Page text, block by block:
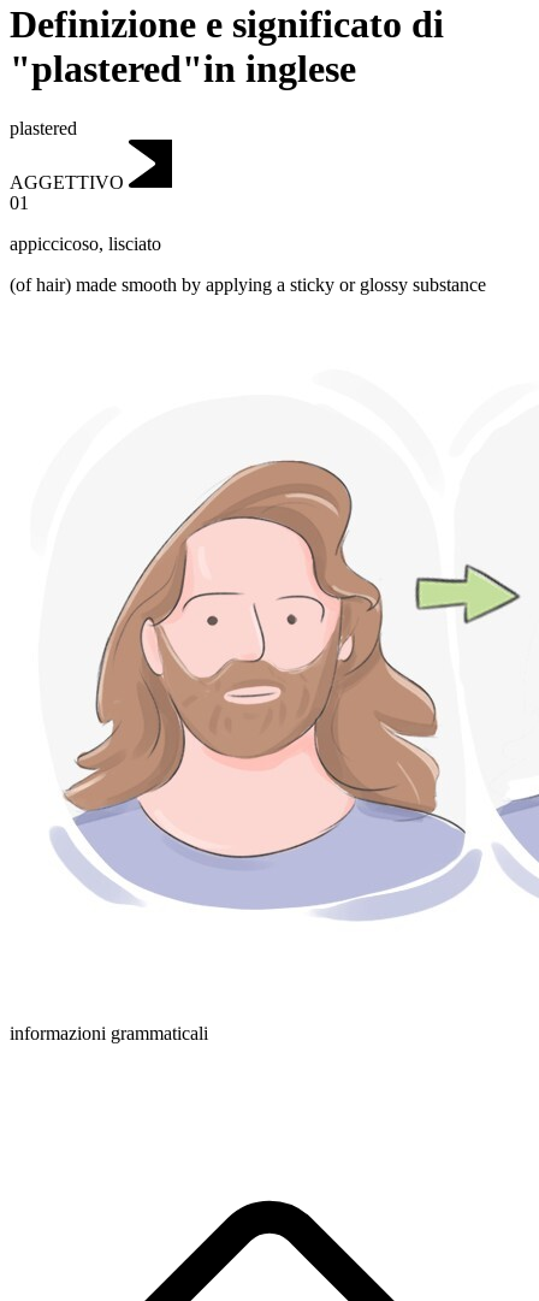
Definizione e significato di
"plastered"in inglese
plastered
AGGETTIVO
01
appiccicoso, lisciato
(of hair) made smooth by applying a sticky or glossy substance
informazioni grammaticali